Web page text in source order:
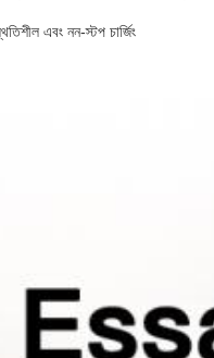
এবং নন-স্টপ চার্জিং